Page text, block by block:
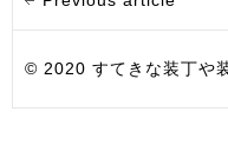
© 2020 すてきな装丁